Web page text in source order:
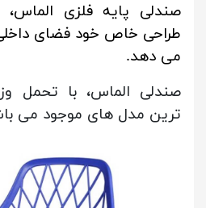
صندلی پایه فلزی
طراحی خاص خود فضای داخلی
می دهد.
ترین مدل های موجود می